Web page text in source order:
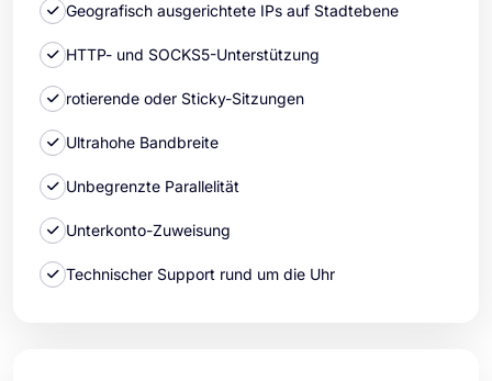
Geografisch ausgerichtete IPs auf Stadtebene
HTTP- und SOCKS5-Unterstützung
rotierende oder Sticky-Sitzungen
Ultrahohe Bandbreite
Unbegrenzte Parallelität
Unterkonto-Zuweisung
Technischer Support rund um die Uhr